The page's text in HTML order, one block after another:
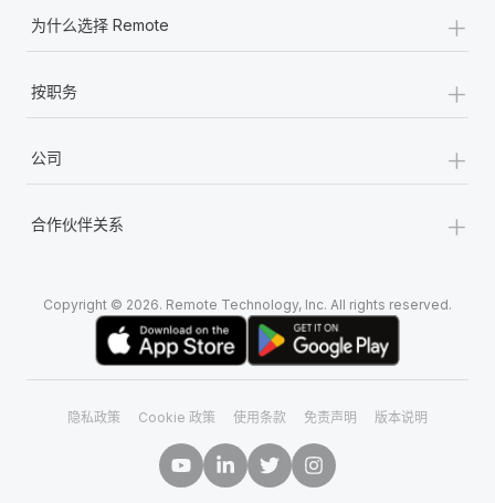
为什么选择 Remote +
按职务 +
公司 +
合作伙伴关系 +
Copyright © 2026. Remote Technology, Inc. All rights reserved.
隐私政策 Cookie 政策 使用条款 免责声明 版本说明